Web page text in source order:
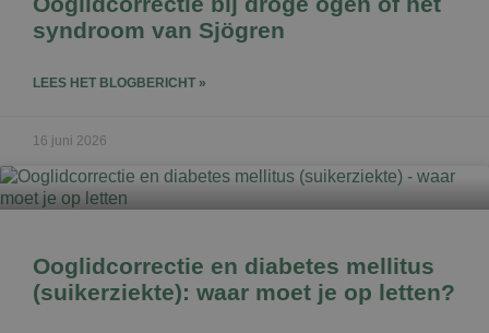
syndroom van Sjögren
LEES HET BLOGBERICHT »
16 juni 2026
Ooglidcorrectie en diabetes mellitus
(suikerziekte): waar moet je op letten?